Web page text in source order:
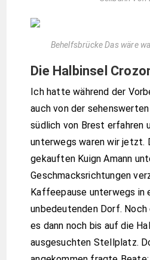
Behelfsbrücke Das wäre
Die Halbinsel
Ich hatte während der
auch von der
südlich von Brest erfahren
unterwegs waren wir jetzt.
gekauften Kuign Amann
Geschmacksrichtungen
Kaffeepause unterwegs in
unbedeutenden Dorf.
es dann noch bis auf die
ausgesuchten Stellplatz.